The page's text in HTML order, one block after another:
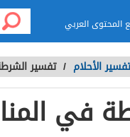
المحتوى العربي
تفسير الأحلام / تفسير
في